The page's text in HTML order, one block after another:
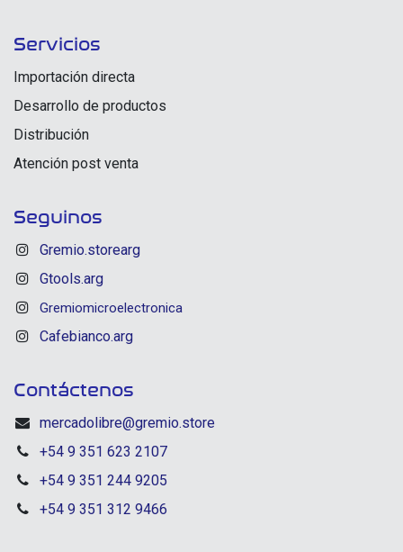
Servicios
Importación directa
Desarrollo de productos
Distribución
Atención post venta
Seguinos
Gremio.storearg
Gtools.arg
Gremiomicroelectronica
Cafebianco.arg
Contáctenos
mercadolibre@gremio.store
+54 9 351 623 2107
+54 9 351 244 9205
+54 9 351 312 9466